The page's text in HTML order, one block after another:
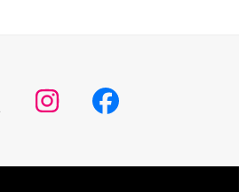
InstagramFacebook